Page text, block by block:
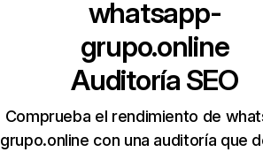
whatsapp-
grupo.online
Auditoría SEO
Comprueba el rendimiento de
grupo.online con una auditoría que